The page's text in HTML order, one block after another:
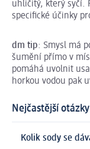
uhličitý, který syčí.
specifické účinky
dm tip: Smysl má
šumění přímo v
pomáhá uvolnit
horkou vodou pak
Nejčastější
Kolik sody se